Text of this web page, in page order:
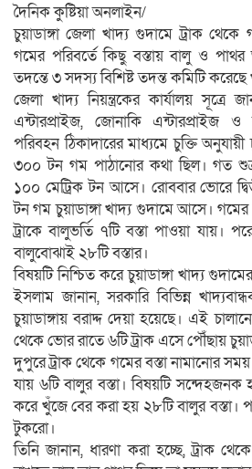
দৈনিক কুষ্টিয়া অনলাইন/
চুয়াডাঙ্গা জেলা খাদ্য গুদামে ট্রাক
গমের পরিবর্তে কিছু বস্তায় বালু ও পাথর
তদন্তে ৩ সদস্য বিশিষ্ট তদন্ত কমিটি
জেলা খাদ্য নিয়ন্ত্রকের কার্যালয় সূত্রে
এন্টারপ্রাইজ, জোনাকি এন্টারপ্রাইজ ও
পরিবহন ঠিকাদারের মাধ্যমে চুক্তি অনুযায়ী
৩০০ টন গম পাঠানোর কথা ছিল। গত
১০০ মেট্রিক টন আসে। রোববার ভোরে
টন গম চুয়াডাঙ্গা খাদ্য গুদামে আসে।
ট্রাকে বালুভর্তি ৭টি বস্তা পাওয়া যায়।
বালুবোঝাই ২৮টি বস্তার।
বিষয়টি নিশ্চিত করে চুয়াডাঙ্গা খাদ্য
ইসলাম জানান, সরকারি বিভিন্ন
চুয়াডাঙ্গায় বরাদ্দ দেয়া হয়েছে। এই
থেকে ভোর রাতে ৬টি ট্রাক এসে পৌঁছায়
দুপুরে ট্রাক থেকে গমের বস্তা নামানোর
যায় ৬টি বালুর বস্তা। বিষয়টি সন্দেহজনক
করে খুঁজে বের করা হয় ২৮টি বালুর বস্তা।
টুকরো।
তিনি জানান, ধারণা করা হচ্ছে, ট্রাক